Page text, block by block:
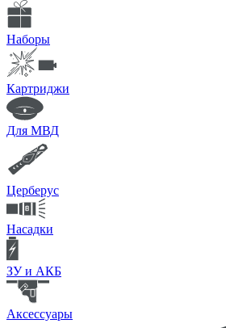
Наборы
Картриджи
Для МВД
Церберус
Насадки
ЗУ и АКБ
Аксессуары